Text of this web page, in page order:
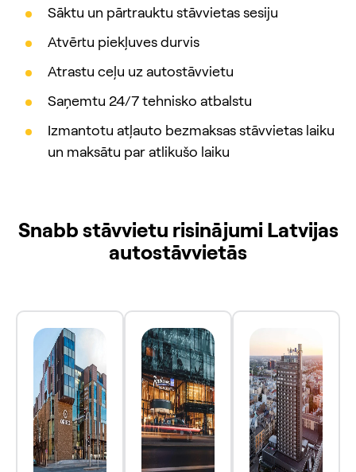
Sāktu un pārtrauktu stāvvietas sesiju
Atvērtu piekļuves durvis
Atrastu ceļu uz autostāvvietu
Saņemtu 24/7 tehnisko atbalstu
Izmantotu atļauto bezmaksas stāvvietas laiku
un maksātu par atlikušo laiku
Snabb stāvvietu risinājumi Latvijas
autostāvvietās